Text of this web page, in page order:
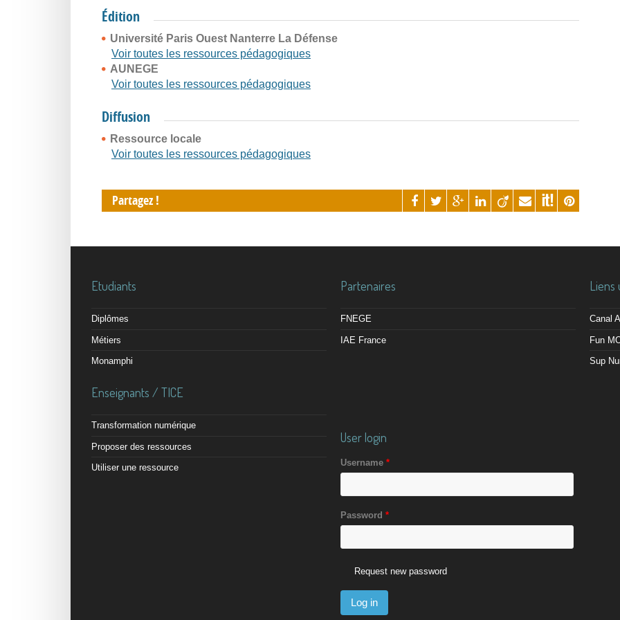
Édition
Université Paris Ouest Nanterre La Défense
Voir toutes les ressources pédagogiques
AUNEGE
Voir toutes les ressources pédagogiques
Diffusion
Ressource locale
Voir toutes les ressources pédagogiques
Partagez !
Etudiants
Diplômes
Métiers
Monamphi
Enseignants / TICE
Transformation numérique
Proposer des ressources
Utiliser une ressource
Partenaires
FNEGE
IAE France
Liens
Canal
Fun
Sup
User login
Username *
Password *
Request new password